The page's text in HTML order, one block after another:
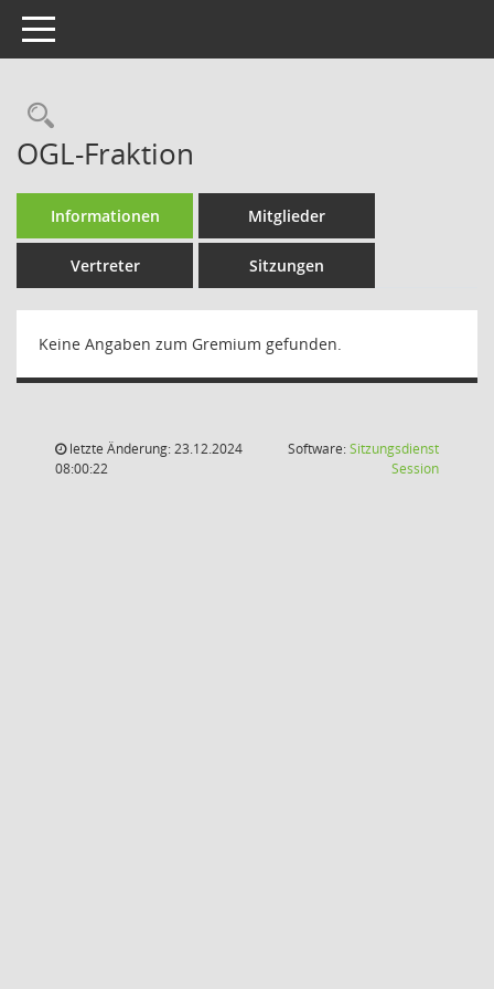
Toggle navigation
OGL-Fraktion
Informationen Mitglieder
Vertreter Sitzungen
Keine Angaben zum Gremium gefunden.
letzte Änderung: 23.12.2024
08:00:22
Software:Sitzungsdienst
Session(Wird in